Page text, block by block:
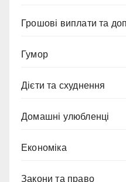
Грошові виплати та
Гумор
Дієти та схуднення
Домашні улюбленці
Економіка
Закони та право